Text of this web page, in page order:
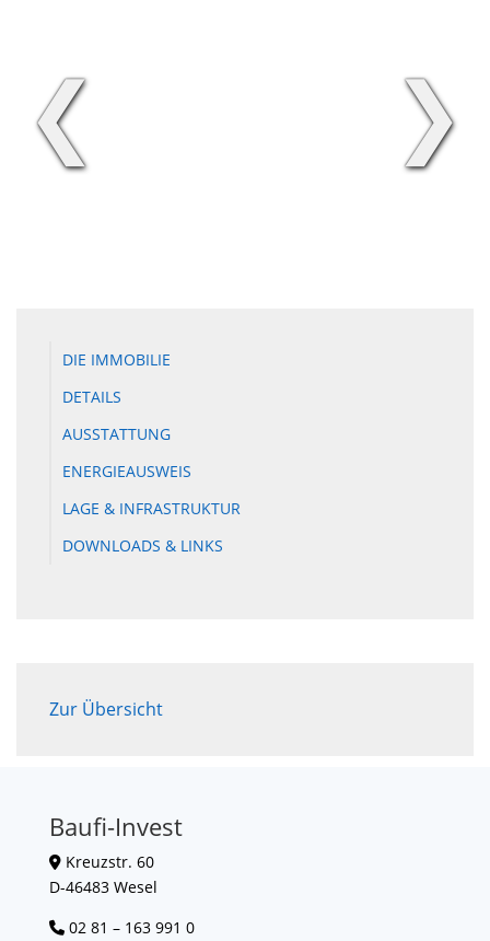
❮ ❯
DIE IMMOBILIE
DETAILS
AUSSTATTUNG
ENERGIEAUSWEIS
LAGE & INFRASTRUKTUR
DOWNLOADS & LINKS
Zur Übersicht
Baufi-Invest
Kreuzstr. 60
D-46483 Wesel
02 81 – 163 991 0